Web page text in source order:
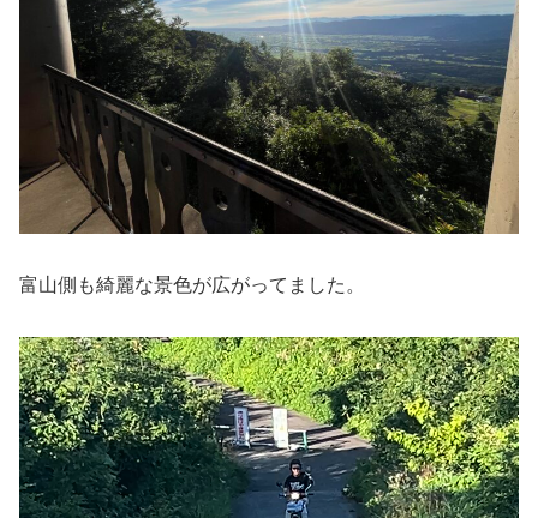
富山側も綺麗な景色が広がってました。